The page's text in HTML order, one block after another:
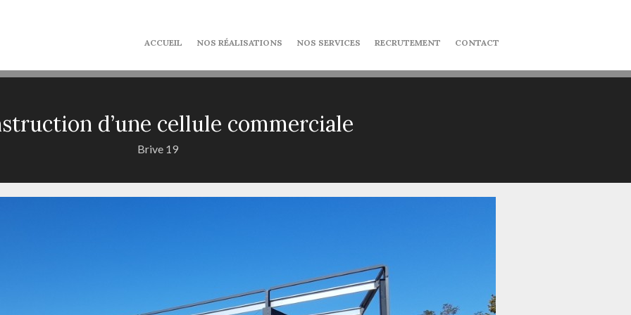
ACCUEIL NOS RÉALISATIONS NOS SERVICES RECRUTEMENT CONTACT
d’une cellule commerciale
Brive 19